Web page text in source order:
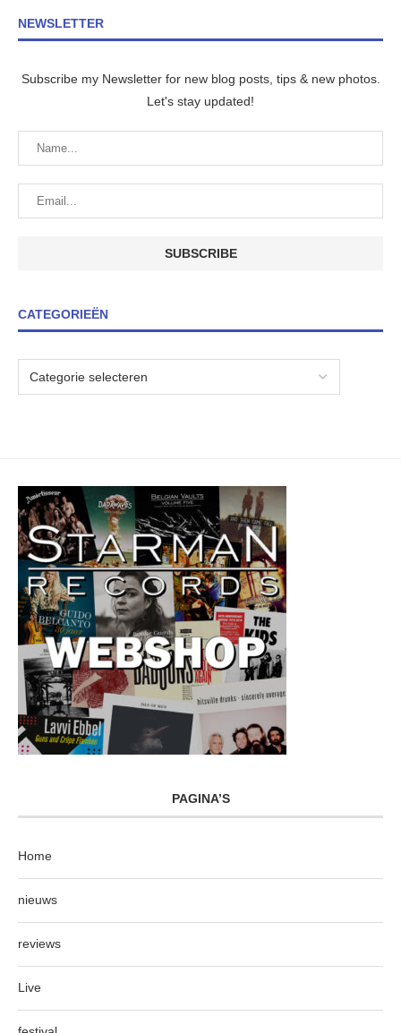
NEWSLETTER
Subscribe my Newsletter for new blog posts, tips & new photos.
Let's stay updated!
CATEGORIEËN
PAGINA’S
Home
nieuws
reviews
Live